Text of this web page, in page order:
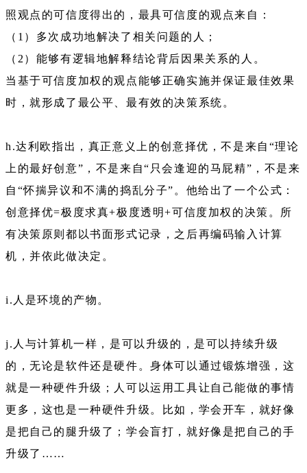
照观点的可信度得出的，最具可信度的观点来自：
（1）多次成功地解决了相关问题的人；
（2）能够有逻辑地解释结论背后因果关系的人。
当基于可信度加权的观点能够正确实施并保证最佳效果
时，就形成了最公平、最有效的决策系统。
h.达利欧指出，真正意义上的创意择优，不是来自“理论
上的最好创意”，不是来自“只会逢迎的马屁精”，不是来
自“怀揣异议和不满的捣乱分子”。他给出了一个公式：
创意择优=极度求真+极度透明+可信度加权的决策。所
有决策原则都以书面形式记录，之后再编码输入计算
机，并依此做决定。
i.人是环境的产物。
j.人与计算机一样，是可以升级的，是可以持续升级
的，无论是软件还是硬件。身体可以通过锻炼增强，这
就是一种硬件升级；人可以运用工具让自己能做的事情
更多，这也是一种硬件升级。比如，学会开车，就好像
是把自己的腿升级了；学会盲打，就好像是把自己的手
升级了……